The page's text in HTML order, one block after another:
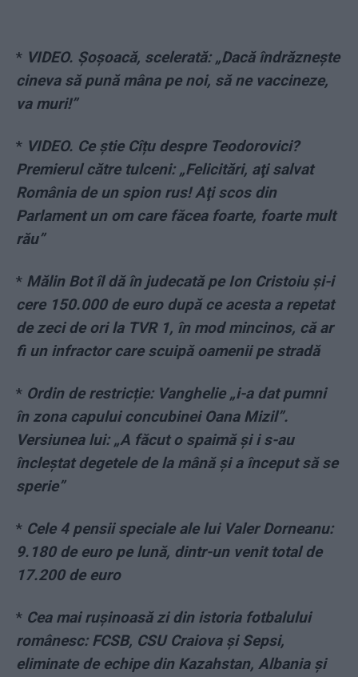
* VIDEO. Șoșoacă, scelerată: „Dacă îndrăznește
cineva să pună mâna pe noi, să ne vaccineze,
va muri!”
* VIDEO. Ce știe Cîțu despre Teodorovici?
Premierul către tulceni: „Felicitări, aţi salvat
România de un spion rus! Aţi scos din
Parlament un om care făcea foarte, foarte mult
rău”
* Mălin Bot îl dă în judecată pe Ion Cristoiu și-i
cere 150.000 de euro după ce acesta a repetat
de zeci de ori la TVR 1, în mod mincinos, că ar
fi un infractor care scuipă oamenii pe stradă
* Ordin de restricție: Vanghelie „i-a dat pumni
în zona capului concubinei Oana Mizil”.
Versiunea lui: „A făcut o spaimă și i s-au
încleștat degetele de la mână și a început să se
sperie”
* Cele 4 pensii speciale ale lui Valer Dorneanu:
9.180 de euro pe lună, dintr-un venit total de
17.200 de euro
* Cea mai rușinoasă zi din istoria fotbalului
românesc: FCSB, CSU Craiova și Sepsi,
eliminate de echipe din Kazahstan, Albania și